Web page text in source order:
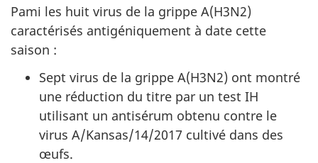
Pami les huit virus de la grippe A(H3N2)
caractérisés antigéniquement à date cette
saison :
Sept virus de la grippe A(H3N2) ont montré
une réduction du titre par un test IH
utilisant un antisérum obtenu contre le
virus A/Kansas/14/2017 cultivé dans des
œufs.